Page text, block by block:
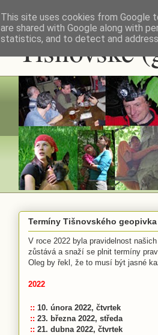
Tišnovské
Termíny Tišnovského geopivka
V roce 2022 byla pravidelnost
zůstává a snaží se plnit termíny
Oleg by řekl, že to musí být jasné
2022
:: 10. února 2022, čtvrtek
:: 23. března 2022, středa
:: 21. dubna 2022, čtvrtek
This site uses cookies from Google
are shared with Google along with
statistics, and to detect and